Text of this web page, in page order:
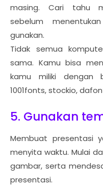
masing. Cari tahu
sebelum
gunakan.
Tidak semua
sama. Kamu bisa
kamu miliki dengan
1001fonts, stockio,
5. Gunakan
Membuat presentasi
menyita waktu. Mulai
gambar, serta
presentasi.